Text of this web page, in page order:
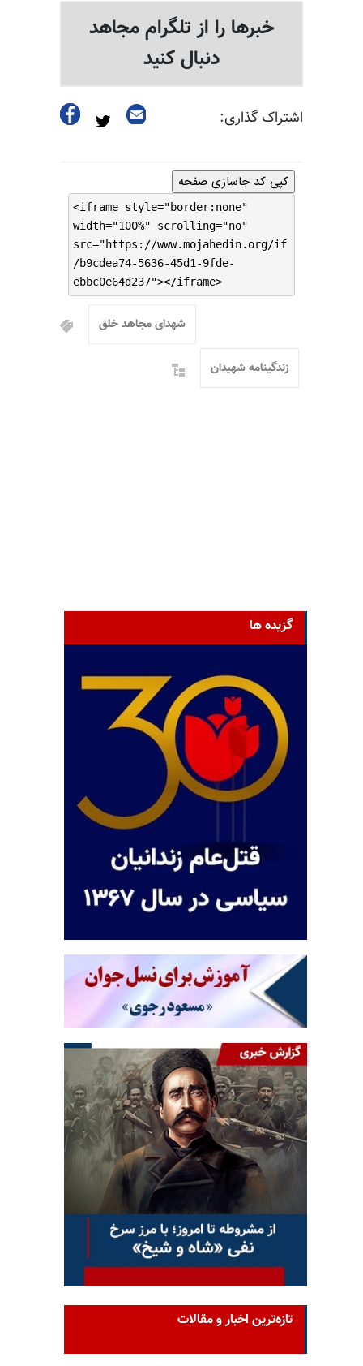
خبرها را از تلگرام مجاهد
دنبال کنید
اشتراک گذاری:
کپی کد جاسازی صفحه
<iframe style="border:none"
width="100%" scrolling="no"
src="https://www.mojahedin.org/if
/b9cdea74-5636-45d1-9fde-
ebbc0e64d237"></iframe>
شهدای مجاهد خلق
زندگینامه شهیدان
گزیده ها
تازه‌ترین اخبار و مقالات